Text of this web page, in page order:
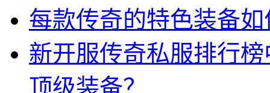
每款传奇的特色装备
新开服传奇私服排行
顶级装备？